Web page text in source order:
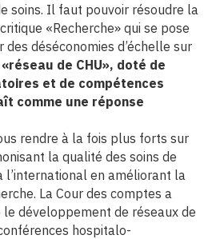
soins. Il faut pouvoir résoudre la
«Recherche» qui se pose
des déséconomies d’échelle sur
de CHU», doté de
et de compétences
comme une réponse
rendre à la fois plus forts sur
la qualité des soins de
en améliorant la
La Cour des comptes a
développement de réseaux de
hospitalo-